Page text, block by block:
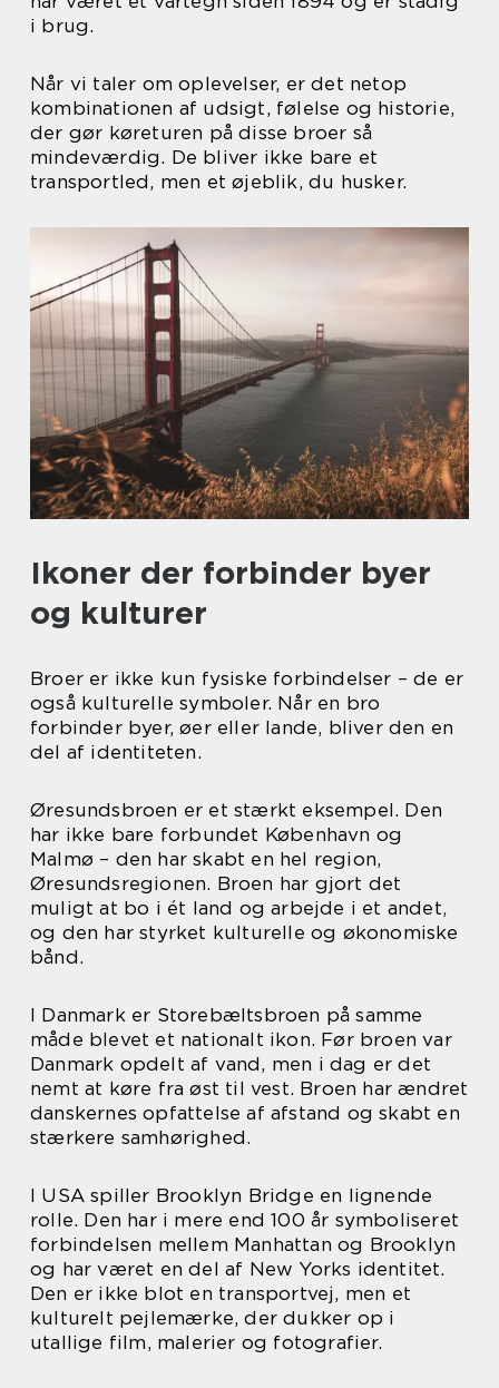
i brug.
Når vi taler om oplevelser, er det netop
kombinationen af udsigt, følelse og historie,
der gør køreturen på disse broer så
mindeværdig. De bliver ikke bare et
transportled, men et øjeblik, du husker.
Ikoner der forbinder byer
og kulturer
Broer er ikke kun fysiske forbindelser – de er
også kulturelle symboler. Når en bro
forbinder byer, øer eller lande, bliver den en
del af identiteten.
Øresundsbroen er et stærkt eksempel. Den
har ikke bare forbundet København og
Malmø – den har skabt en hel region,
Øresundsregionen. Broen har gjort det
muligt at bo i ét land og arbejde i et andet,
og den har styrket kulturelle og økonomiske
bånd.
I Danmark er Storebæltsbroen på samme
måde blevet et nationalt ikon. Før broen var
Danmark opdelt af vand, men i dag er det
nemt at køre fra øst til vest. Broen har ændret
danskernes opfattelse af afstand og skabt en
stærkere samhørighed.
I USA spiller Brooklyn Bridge en lignende
rolle. Den har i mere end 100 år symboliseret
forbindelsen mellem Manhattan og Brooklyn
og har været en del af New Yorks identitet.
Den er ikke blot en transportvej, men et
kulturelt pejlemærke, der dukker op i
utallige film, malerier og fotografier.